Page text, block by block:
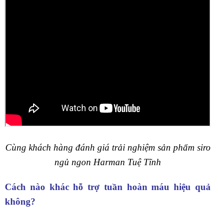
Cùng khách hàng đánh giá trải nghiệm sản phẩm siro
ngủ ngon Harman Tuệ Tĩnh
Cách nào khác hỗ trợ tuần hoàn máu hiệu quả
không?